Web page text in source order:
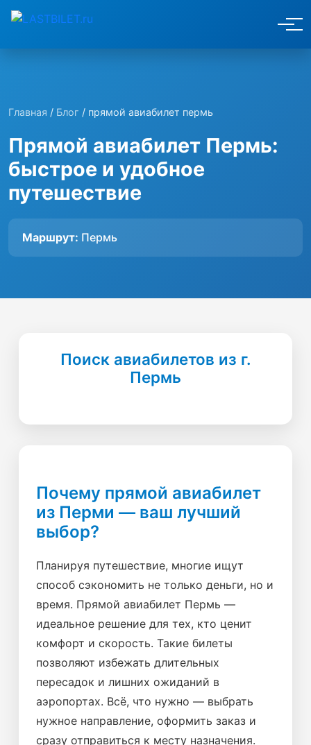
Главная / Блог / прямой авиабилет пермь
Прямой авиабилет Пермь:
быстрое и удобное
путешествие
Маршрут: Пермь
Поиск авиабилетов из г.
Пермь
Почему прямой авиабилет
из Перми — ваш лучший
выбор?
Планируя путешествие, многие ищут
способ сэкономить не только деньги, но и
время. Прямой авиабилет Пермь —
идеальное решение для тех, кто ценит
комфорт и скорость. Такие билеты
позволяют избежать длительных
пересадок и лишних ожиданий в
аэропортах. Всё, что нужно — выбрать
нужное направление, оформить заказ и
сразу отправиться к месту назначения.